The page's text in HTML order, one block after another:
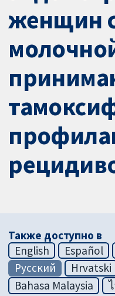
женщин
Также доступно в
English
Español
Русский
Hrvatski
Bahasa Malaysia